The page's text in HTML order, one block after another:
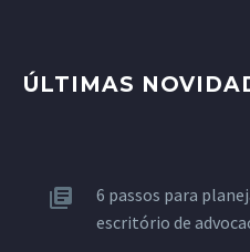
ÚLTIMAS
6 passos para
escritório de